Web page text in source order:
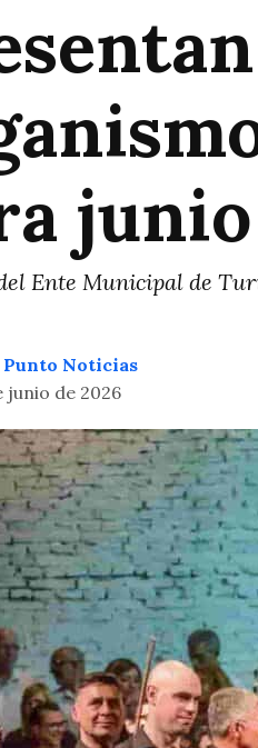
junio
Ente Municipal de
Punto Noticias
junio de 2026